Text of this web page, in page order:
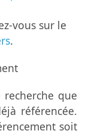
vous sur le
.
que
référencée.
soit